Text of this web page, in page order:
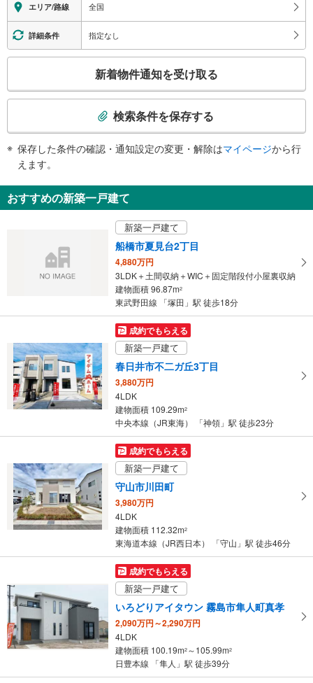
エリア/路線 全国
詳細条件 指定なし
検
知
を
マ
イ
ペ
ー
ジ
保
す
る
新着物件通知を受け取る
検索条件を保存する
保存した条件の確認・通知設定の変更・解除はマイページから行
えます。
おすすめの新築一戸建て
新築一戸建て
船橋市夏見台2丁目
4,880万円
3LDK＋土間収納＋WIC＋固定階段付小屋裏収納
建物面積 96.87m2
東武野田線 「塚田」駅 徒歩18分
成約でもらえる
新築一戸建て
春日井市不二ガ丘3丁目
3,880万円
4LDK
建物面積 109.29m2
中央本線（JR東海） 「神領」駅 徒歩23分
成約でもらえる
新築一戸建て
守山市川田町
3,980万円
4LDK
建物面積 112.32m2
東海道本線（JR西日本） 「守山」駅 徒歩46分
成約でもらえる
新築一戸建て
いろどりアイタウン 霧島市隼人町真孝
2,090万円～2,290万円
4LDK
建物面積 100.19m2 ～105.99m2
日豊本線 「隼人」駅 徒歩39分